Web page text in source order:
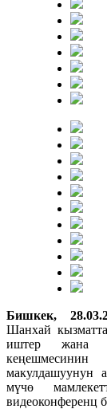
Бишкек,
Шанхай
иштер жана
макулдашуунун
мүчө
видеоконференц